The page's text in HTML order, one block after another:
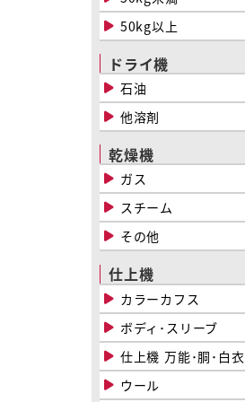
50kg以上
ドライ機
石油
他溶剤
乾燥機
ガス
スチーム
その他
仕上機
カラーカフス
ボディ･スリーブ
仕上機 万能･胴･白衣
ウール